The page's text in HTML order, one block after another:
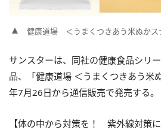
健康道場 ＜うまくつきあう米ぬかス
サンスターは、同社の健康食品シリ
品、「健康道場 ＜うまくつきあう米
年7月26日から通信販売で発売する。
【体の中から対策を！ 紫外線対策